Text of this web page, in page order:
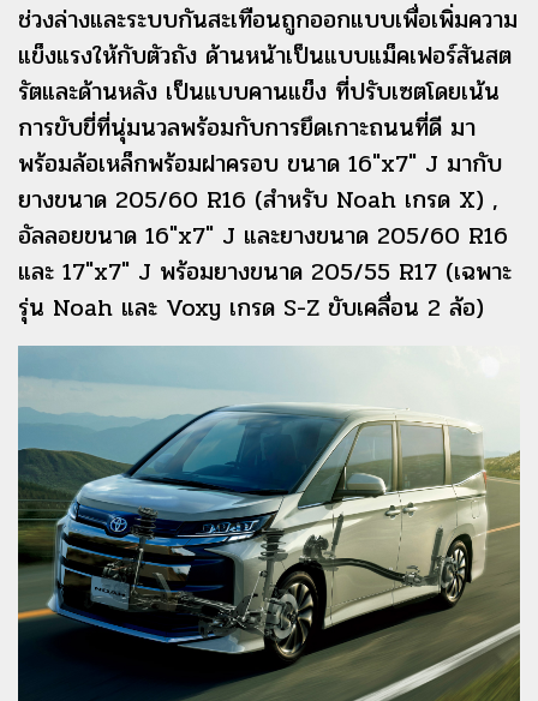
ช่วงล่างและระบบกันสะเทือนถูกออกแบบเพื่อเพิ่มความ
แข็งแรงให้กับตัวถัง ด้านหน้าเป็นแบบแม็คเฟอร์สันสต
รัตและด้านหลัง เป็นแบบคานแข็ง ที่ปรับเซตโดยเน้น
การขับขี่ที่นุ่มนวลพร้อมกับการยึดเกาะถนนที่ดี มา
พร้อมล้อเหล็กพร้อมฝาครอบ ขนาด 16″x7″ J มากับ
ยางขนาด 205/60 R16 (สำหรับ Noah เกรด X) ,
อัลลอยขนาด 16″x7″ J และยางขนาด 205/60 R16
และ 17″x7″ J พร้อมยางขนาด 205/55 R17 (เฉพาะ
รุ่น Noah และ Voxy เกรด S-Z ขับเคลื่อน 2 ล้อ)